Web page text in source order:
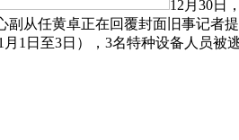
12月30日
副从任黄卓正在回覆封面旧事记者
1日至3日），3名特种设备人员被逃